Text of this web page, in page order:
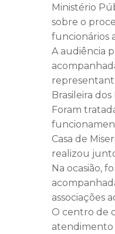
Ministério
sobre o
funcionários
A audiência
Brasileira
Foram
Casa de
realizou
Na ocasião,
associações
O centro de
atendimento